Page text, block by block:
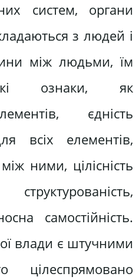
систем, органи
з людей і
між людьми, їм
ознаки, як
єдність
всіх елементів,
ними, цілісність
самостійність.
влади є штучними
цілеспрямовано